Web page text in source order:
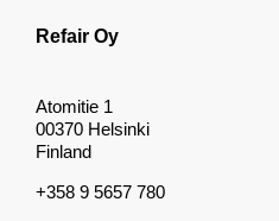
Refair Oy
Atomitie 1
00370 Helsinki
Finland
+358 9 5657 780